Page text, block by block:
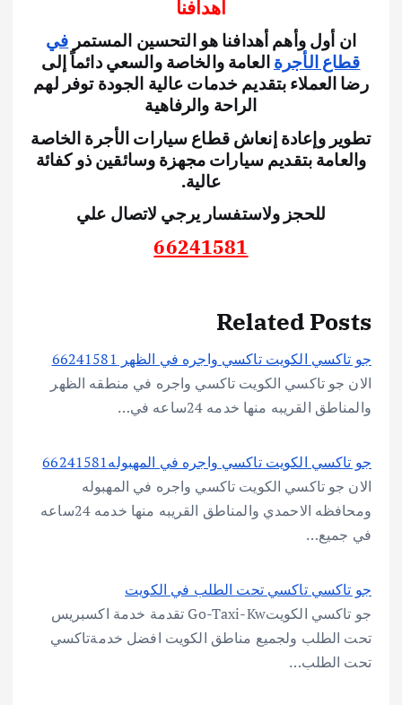
أهدافنا
ان أول وأهم أهدافنا هو التحسين المستمر في
قطاع الأجرة العامة والخاصة والسعي دائماً إلى
رضا العملاء بتقديم خدمات عالية الجودة توفر لهم
الراحة والرفاهية
تطوير وإعادة إنعاش قطاع سيارات الأجرة الخاصة
والعامة بتقديم سيارات مجهزة وسائقين ذو كفائة
عالية.
للحجز ولاستفسار يرجي لاتصال علي
66241581
Related Posts
جو تاكسي الكويت تاكسي واجره في الظهر 66241581
الان جو تاكسي الكويت تاكسي واجره في منطقه الظهر
والمناطق القريبه منها خدمه 24ساعه في…
جو تاكسي الكويت تاكسي واجره في المهبوله66241581
الان جو تاكسي الكويت تاكسي واجره في المهبوله
ومحافظه الاحمدي والمناطق القريبه منها خدمه 24ساعه
في جميع…
جو تاكسي تاكسي تحت الطلب في الكويت
جو تاكسي الكويتGo-Taxi-Kw تقدمة خدمة اكسبريس
تحت الطلب ولجميع مناطق الكويت افضل خدمةتاكسي
تحت الطلب…